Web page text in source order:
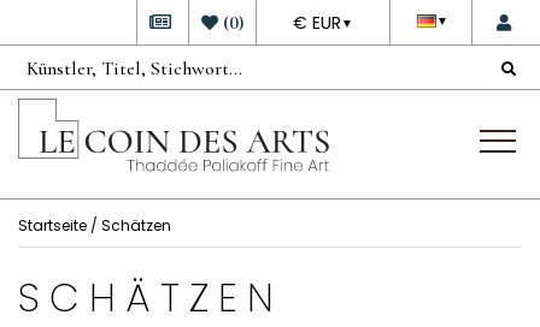
▼
DEVISE
€ EUR ▼
(0)
Startseite / Schätzen
SCHÄTZEN